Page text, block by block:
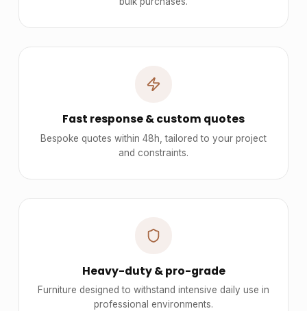
Fast response & custom quotes
Bespoke quotes within 48h, tailored to your project
and constraints.
Heavy-duty & pro-grade
Furniture designed to withstand intensive daily use in
professional environments.